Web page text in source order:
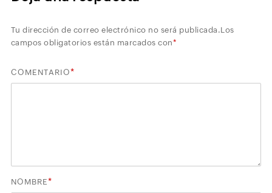
Tu dirección de correo electrónico no será publicada.Los
campos obligatorios están marcados con*
COMENTARIO*
NOMBRE*